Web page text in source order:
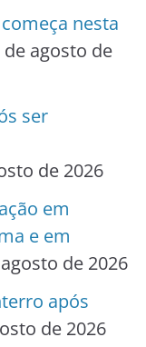
nesta
de agosto de
ser
de 2026
em
e em
de 2026
após
de 2026